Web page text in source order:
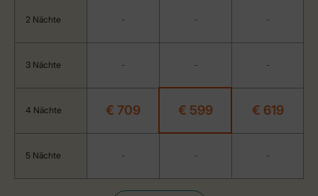
2 Nächte - - -
3 Nächte - - -
4 Nächte € 709 € 599 € 619
5 Nächte - - -